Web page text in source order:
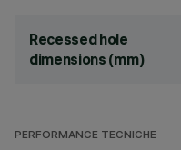
Recessed hole
dimensions (mm)
PERFORMANCE TECNICHE